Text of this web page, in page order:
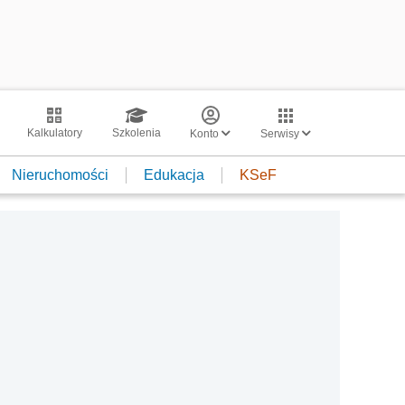
Kalkulatory Szkolenia Konto Serwisy
Nieruchomości Edukacja KSeF